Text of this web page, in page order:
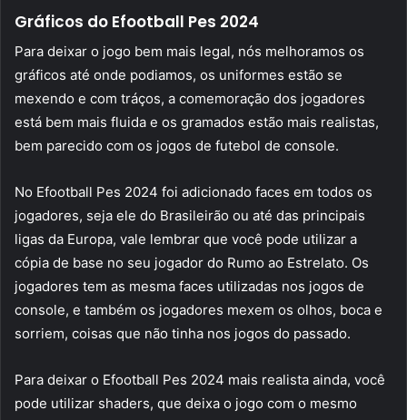
Gráficos do Efootball Pes 2024
Para deixar o jogo bem mais legal, nós melhoramos os
gráficos até onde podiamos, os uniformes estão se
mexendo e com tráços, a comemoração dos jogadores
está bem mais fluida e os gramados estão mais realistas,
bem parecido com os jogos de futebol de console.
No Efootball Pes 2024 foi adicionado faces em todos os
jogadores, seja ele do Brasileirão ou até das principais
ligas da Europa, vale lembrar que você pode utilizar a
cópia de base no seu jogador do Rumo ao Estrelato. Os
jogadores tem as mesma faces utilizadas nos jogos de
console, e também os jogadores mexem os olhos, boca e
sorriem, coisas que não tinha nos jogos do passado.
Para deixar o Efootball Pes 2024 mais realista ainda, você
pode utilizar shaders, que deixa o jogo com o mesmo